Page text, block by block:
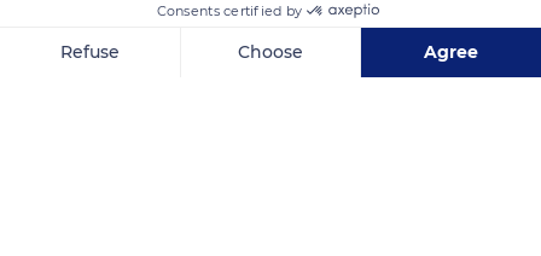
Consents certified by
Refuse Choose Agree